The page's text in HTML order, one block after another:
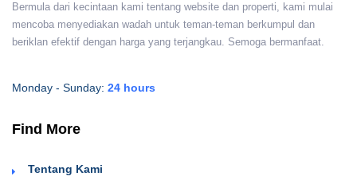
Bermula dari kecintaan kami tentang website dan properti, kami mulai
mencoba menyediakan wadah untuk teman-teman berkumpul dan
beriklan efektif dengan harga yang terjangkau. Semoga bermanfaat.
Monday - Sunday: 24 hours
Find More
Tentang Kami